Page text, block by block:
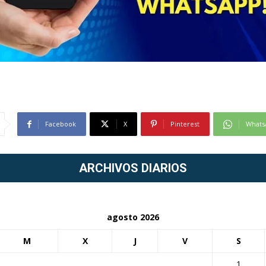
Facebook X Pinterest
ARCHIVOS DIARIOS
agosto 2026
M X J V S